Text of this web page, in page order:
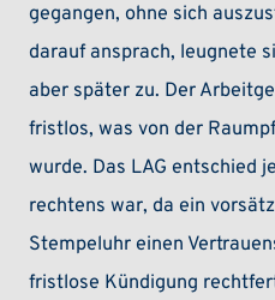
gegangen, ohne sich
darauf ansprach, leugnete
aber später zu. Der
fristlos, was von der
wurde. Das LAG entschied
rechtens war, da ein
Stempeluhr einen
fristlose Kündigung